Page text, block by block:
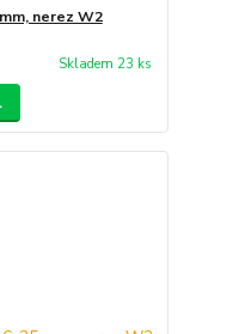
nerez W2
Skladem 23 ks